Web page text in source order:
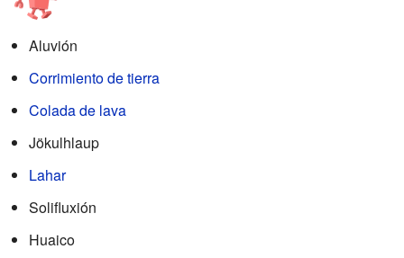
Aluvión
Corrimiento de tierra
Colada de lava
Jökulhlaup
Lahar
Solifluxión
Huaico